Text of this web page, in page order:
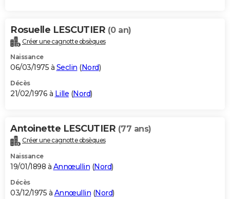
Rosuelle LESCUTIER (0 an)
Créer une cagnotte obsèques
Naissance
06/03/1975 à Seclin (Nord)
Décès
21/02/1976 à Lille (Nord)
Antoinette LESCUTIER (77 ans)
Créer une cagnotte obsèques
Naissance
19/01/1898 à Annœullin (Nord)
Décès
03/12/1975 à Annœullin (Nord)